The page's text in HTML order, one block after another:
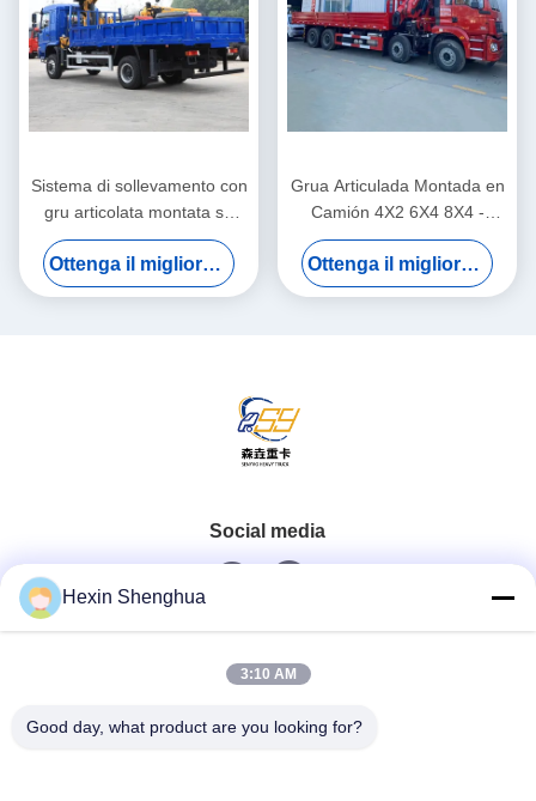
Sistema di sollevamento con
gru articolata montata su
camion con braccio dritto
idraulico destro da 7
tonnellate
Ottenga il migliore prezzo
Grua Articulada Montada en
Camión 4X2 6X4 8X4 -
Camión Grúa Plataforma de
2 a 220 ToneladasOttenga il migliore prezzo
Social media
Contatto rapido
Hexin Shenghua
3:10 AM
Good day, what product are you looking for?